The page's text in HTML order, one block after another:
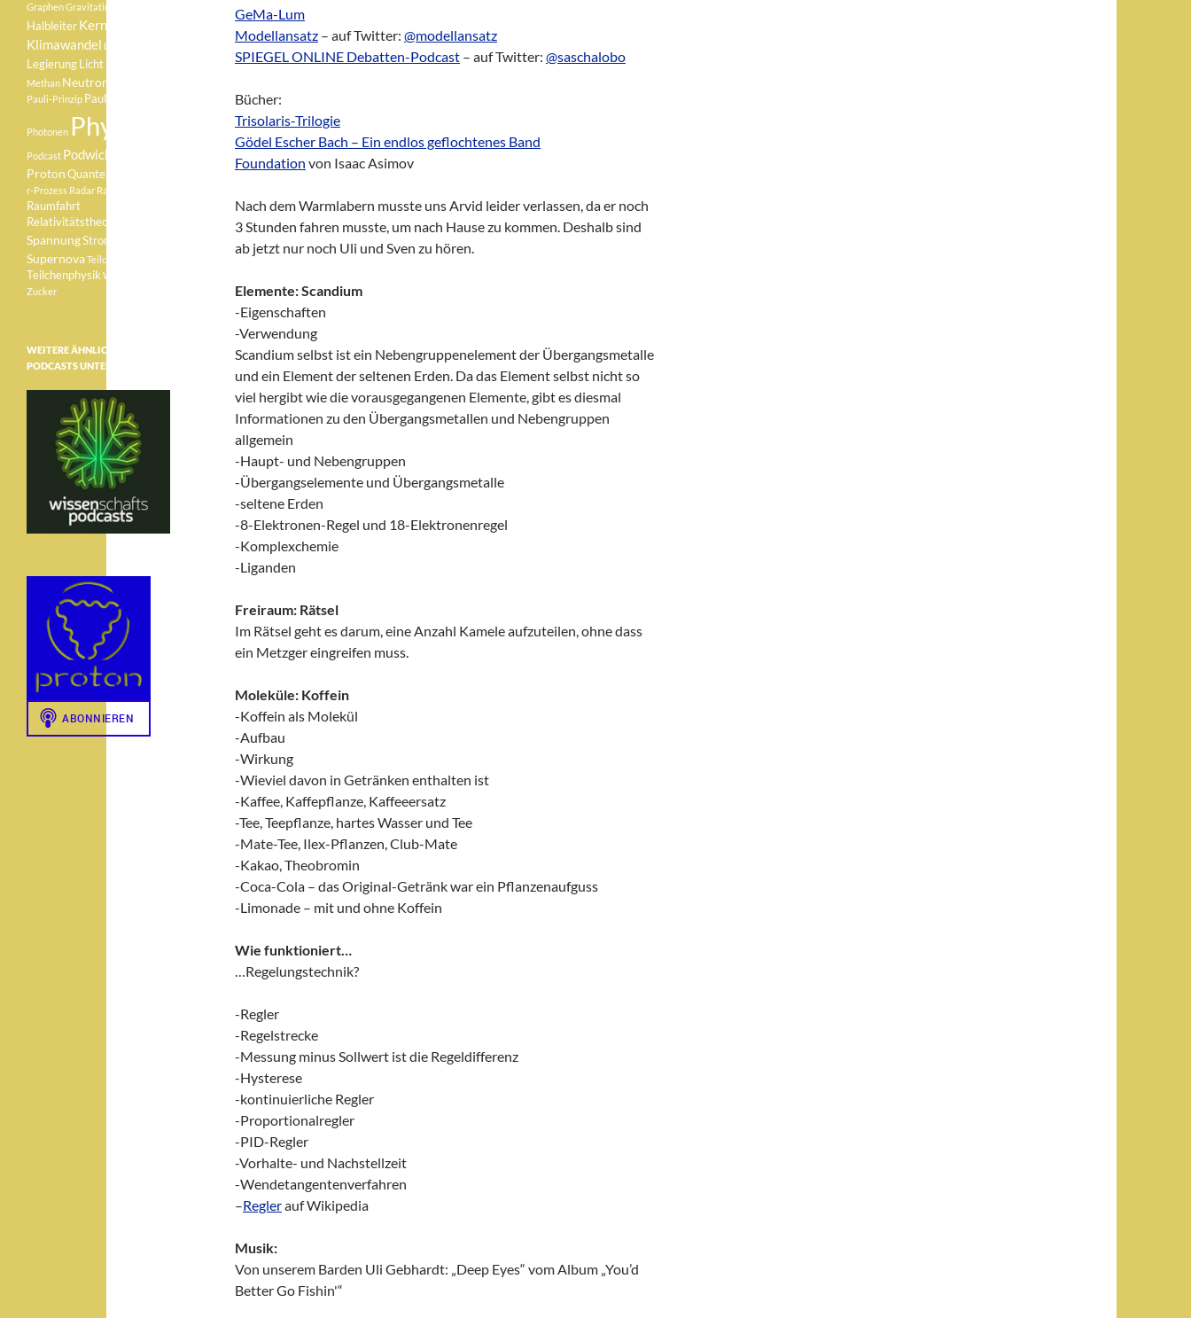
GeMa-Lum
Modellansatz – auf Twitter: @modellansatz
SPIEGEL ONLINE Debatten-Podcast – auf Twitter: @saschalobo
Bücher:
Trisolaris-Trilogie
Gödel Escher Bach – Ein endlos geflochtenes Band
Foundation von Isaac Asimov
Nach dem Warmlabern musste uns Arvid leider verlassen, da er noch
3 Stunden fahren musste, um nach Hause zu kommen. Deshalb sind
ab jetzt nur noch Uli und Sven zu hören.
Elemente: Scandium
-Eigenschaften
-Verwendung
Scandium selbst ist ein Nebengruppenelement der Übergangsmetalle
und ein Element der seltenen Erden. Da das Element selbst nicht so
viel hergibt wie die vorausgegangenen Elemente, gibt es diesmal
Informationen zu den Übergangsmetallen und Nebengruppen
allgemein
-Haupt- und Nebengruppen
-Übergangselemente und Übergangsmetalle
-seltene Erden
-8-Elektronen-Regel und 18-Elektronenregel
-Komplexchemie
-Liganden
Freiraum: Rätsel
Im Rätsel geht es darum, eine Anzahl Kamele aufzuteilen, ohne dass
ein Metzger eingreifen muss.
Moleküle: Koffein
-Koffein als Molekül
-Aufbau
-Wirkung
-Wieviel davon in Getränken enthalten ist
-Kaffee, Kaffepflanze, Kaffeeersatz
-Tee, Teepflanze, hartes Wasser und Tee
-Mate-Tee, Ilex-Pflanzen, Club-Mate
-Kakao, Theobromin
-Coca-Cola – das Original-Getränk war ein Pflanzenaufguss
-Limonade – mit und ohne Koffein
Wie funktioniert…
…Regelungstechnik?
-Regler
-Regelstrecke
-Messung minus Sollwert ist die Regeldifferenz
-Hysterese
-kontinuierliche Regler
-Proportionalregler
-PID-Regler
-Vorhalte- und Nachstellzeit
-Wendetangentenverfahren
–Reglerauf Wikipedia
Musik:
Von unserem Barden Uli Gebhardt: „Deep Eyes“ vom Album „You’d
Better Go Fishin'“
GraphenGravitationswellen
Halbleiter Kernfusion
Klimawandel Lachgas
Legierung Licht
Methan Neutron
Pauli-Prinzip Pauli-Verbot
Photonen Physik
Podcast Podwichteln
Proton Quantenphysik
r-Prozess Radar Radioaktivität
Raumfahrt
Relativitätstheorie
SpannungStrom
SupernovaTeilchen
TeilchenphysikWeisser Zwerg
Zucker
WEITERE ÄHNLICHE
PODCASTS UNTER: